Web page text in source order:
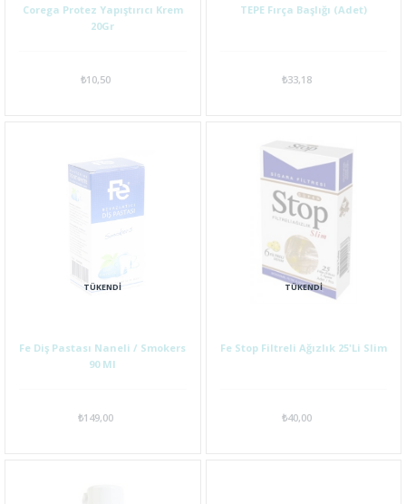
Corega Protez Yapıştırıcı Krem
20Gr
₺10,50
TEPE Fırça Başlığı (Adet)
₺33,18
TÜKENDI
Fe Diş Pastası Naneli / Smokers
90 Ml
₺149,00
TÜKENDI
Fe Stop Filtreli Ağızlık 25'Li Slim
₺40,00